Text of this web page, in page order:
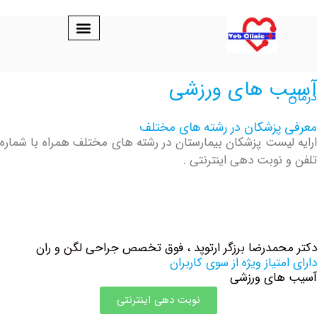
های ورزشی
در رشته های مختلف
پزشکان بیمارستان در رشته های مختلف همراه با شماره
دهی اینترنتی .
برزگر ارتوپد ، فوق تخصص جراحی لگن و ران
ویژه از سوی کاربران
ورزشی
نوبت دهی اینترنتی